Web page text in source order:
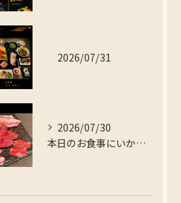
2026/07/31
2026/07/30
本日のお食事にいかがですか？